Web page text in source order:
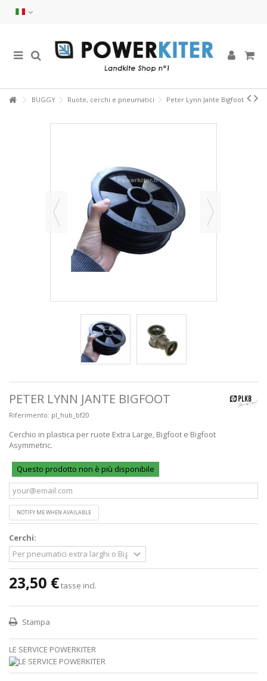
BUGGY Ruote, cerchi e pneumatici Peter Lynn Jante Bigfoot
PETER LYNN JANTE BIGFOOT
Riferimento: pl_hub_bf20
Cerchio in plastica per ruote Extra Large, Bigfoot e Bigfoot
Asymmetric.
Questo prodotto non è più disponibile
NOTIFY ME WHEN AVAILABLE
Cerchi:
23,50 €tasse incl.
Stampa
LE SERVICE POWERKITER